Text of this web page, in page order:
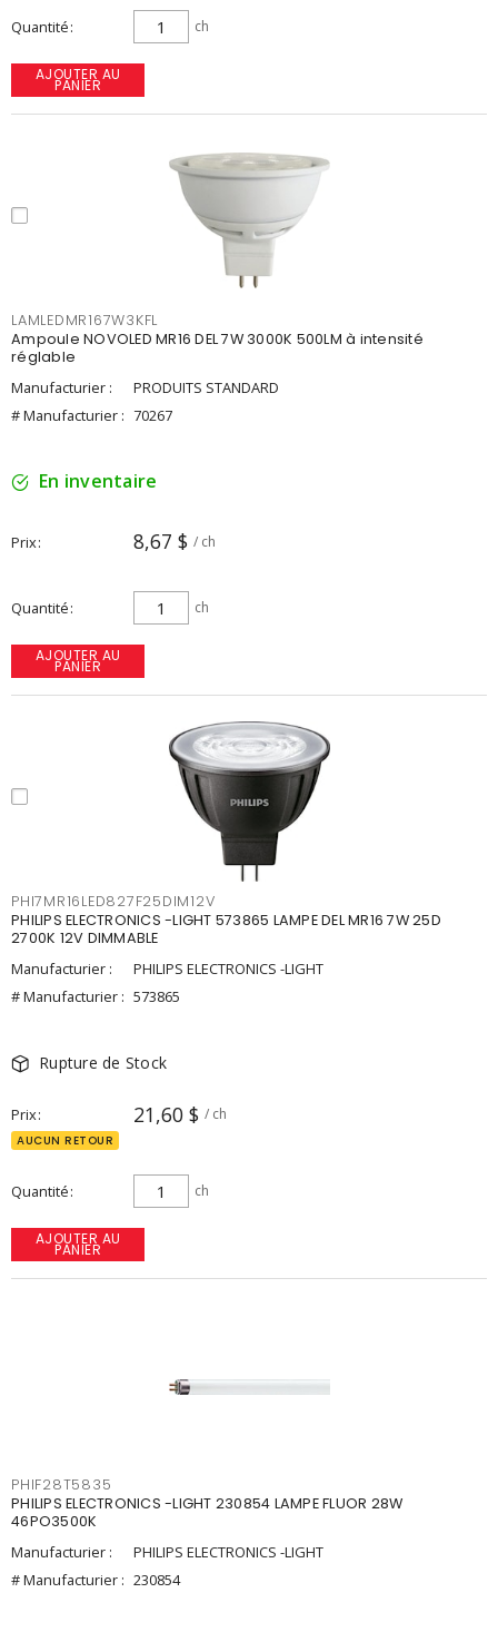
Quantité ch
AJOUTER AU
PANIER
LAMLEDMR167W3KFL
Ampoule NOVOLED MR16 DEL 7W 3000K 500LM à intensité
réglable
Manufacturier :
PRODUITS STANDARD
# Manufacturier : 70267
En inventaire
Prix 8,67 $ / ch
Quantité ch
AJOUTER AU
PANIER
PHI7MR16LED827F25DIM12V
PHILIPS ELECTRONICS -LIGHT 573865 LAMPE DEL MR16 7W 25D
2700K 12V DIMMABLE
Manufacturier :
PHILIPS ELECTRONICS -LIGHT
# Manufacturier : 573865
Rupture de Stock
Prix 21,60 $ / ch
AUCUN RETOUR
Quantité ch
AJOUTER AU
PANIER
PHIF28T5835
PHILIPS ELECTRONICS -LIGHT 230854 LAMPE FLUOR 28W
46PO3500K
Manufacturier :
PHILIPS ELECTRONICS -LIGHT
# Manufacturier : 230854